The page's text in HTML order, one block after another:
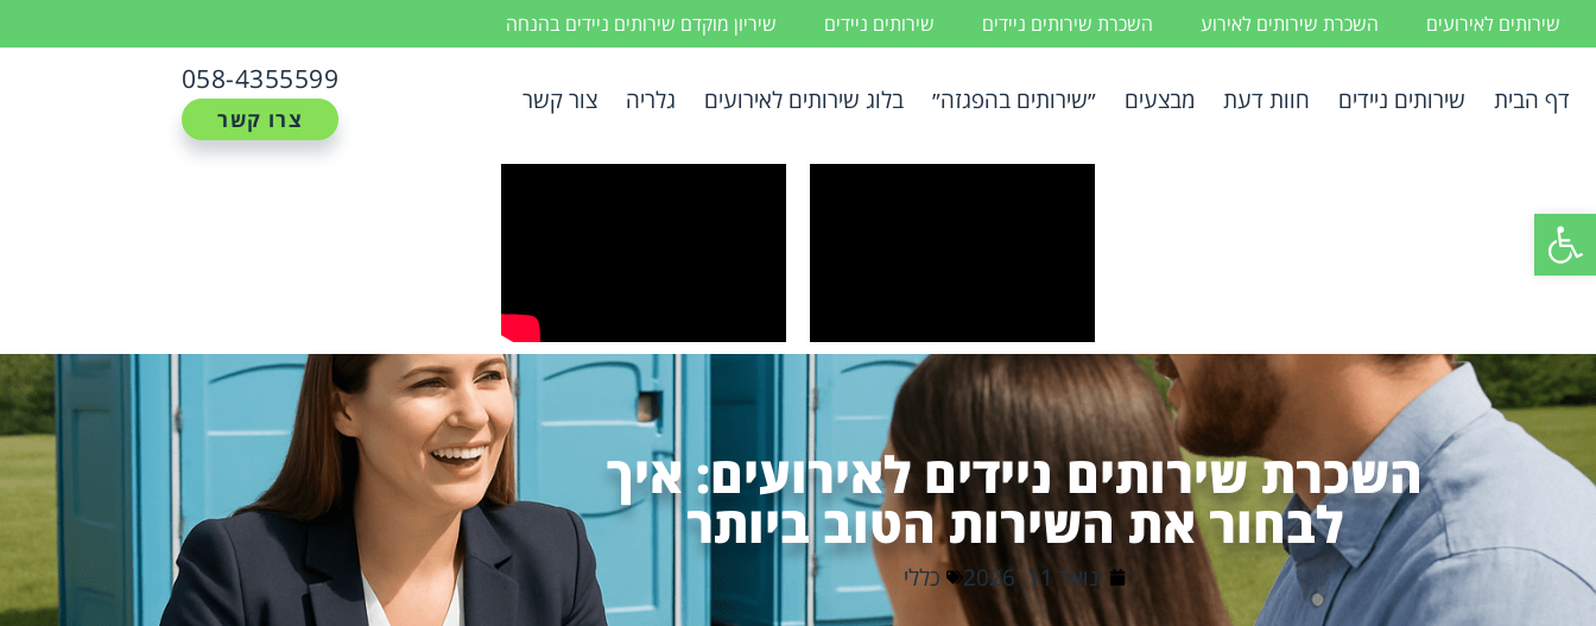
פתח סרגל נגישות
שירותים לאירועים השכרת שירותים לאירוע השכרת שירותים ניידים שירותים ניידים שיריון מוקדם שירותים ניידים בהנחה
דף הבית שירותים ניידים חוות דעת מבצעים ״שירותים בהפגזה״ בלוג שירותים לאירועים גלריה צור קשר
058-4355599
צרו קשר
השכרת שירותים ניידים לאירועים: איך
לבחור את השירות הטוב ביותר
ינואר 11, 2026 כללי